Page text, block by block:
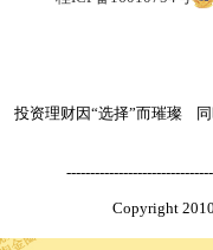
投资理财因“选择”而璀璨
Copyright